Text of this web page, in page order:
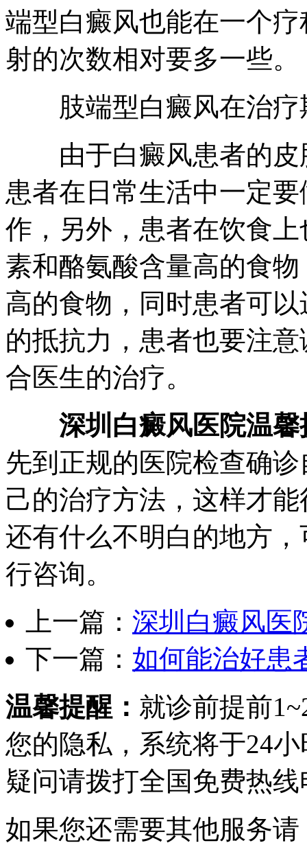
端型白癜风也能在一个
射的次数相对要多一些。
肢端型白癜风在治疗
由于白癜风患者的皮
患者在日常生活中一定
作，另外，患者在饮食
素和酪氨酸含量高的食
高的食物，同时患者可
的抵抗力，患者也要注
合医生的治疗。
深圳白癜风医院温馨
先到正规的医院检查确
己的治疗方法，这样才
还有什么不明白的地方
行咨询。
上一篇： 深圳白癜风医
下一篇： 如何能治好患
温馨提醒： 就诊前提前
您的隐私，系统将于24
疑问请拨打全国免费热线
如果您还需要其他服务